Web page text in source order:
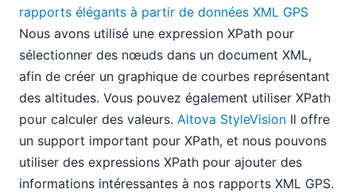
rapports élégants à partir de données XML GPS
Nous avons utilisé une expression XPath pour
sélectionner des nœuds dans un document XML,
afin de créer un graphique de courbes représentant
des altitudes. Vous pouvez également utiliser XPath
pour calculer des valeurs. Altova StyleVision Il offre
un support important pour XPath, et nous pouvons
utiliser des expressions XPath pour ajouter des
informations intéressantes à nos rapports XML GPS.